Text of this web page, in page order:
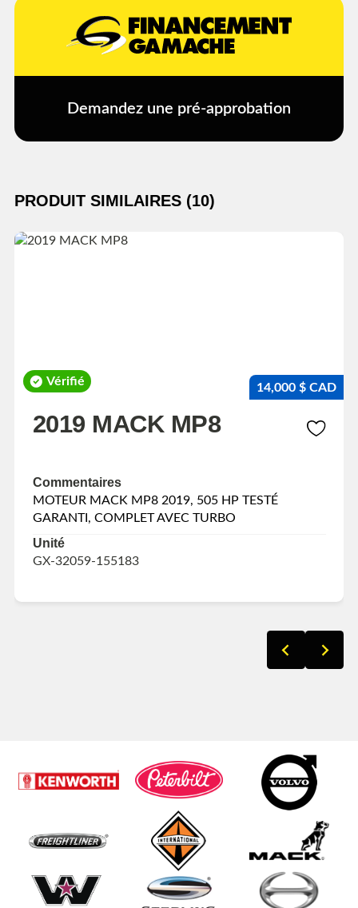
Demandez une pré-approbation
PRODUIT SIMILAIRES (10)
Vérifié 14,000 $ CAD
2019 MACK MP8
Commentaires
MOTEUR MACK MP8 2019, 505 HP TESTÉ
GARANTI, COMPLET AVEC TURBO
Unité
GX-32059-155183